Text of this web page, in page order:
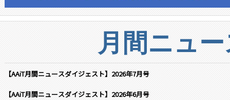
月間ニュ
【AAiT月間ニュースダイジェスト】2026年7月号
【AAiT月間ニュースダイジェスト】2026年6月号